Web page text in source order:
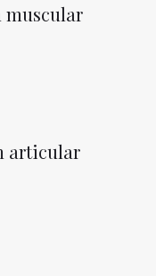
muscular
articular